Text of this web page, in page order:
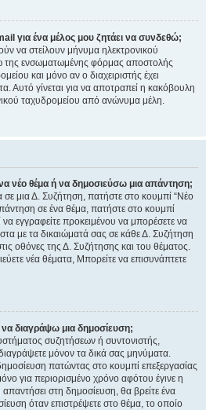
για ένα μέλος μου ζητάει να συνδεθώ;
να στείλουν μήνυμα ηλεκτρονικού
της ενσωματωμένης φόρμας αποστολής
και μόνο αν ο διαχειριστής έχει
Αυτό γίνεται για να αποτραπεί η κακόβουλη
ταχυδρομείου από ανώνυμα μέλη.
νέο θέμα ή να δημοσιεύσω μια απάντηση;
σε μια Δ. Συζήτηση, πατήστε στο κουμπί “Νέο
σε ένα θέμα, πατήστε στο κουμπί
εγγραφείτε προκειμένου να μπορέσετε να
με τα δικαιώματά σας σε κάθε Δ. Συζήτηση
οθόνες της Δ. Συζήτησης και του θέματος.
νέα θέματα, Μπορείτε να επισυνάπτετε
διαγράψω μια δημοσίευση;
συζητήσεων ή συντονιστής,
μόνον τα δικά σας μηνύματα.
πατώντας στο κουμπί επεξεργασίας
για περιορισμένο χρόνο αφότου έγινε η
στη δημοσίευση, θα βρείτε ένα
όταν επιστρέψετε στο θέμα, το οποίο